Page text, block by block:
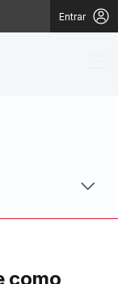
Entrar
como